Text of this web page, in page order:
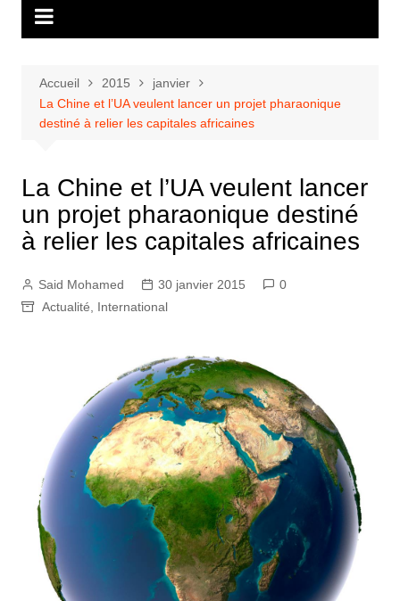
Accueil 2015
janvier
La Chine et l’UA veulent lancer un projet pharaonique
destiné à relier les capitales africaines
La Chine et l’UA veulent lancer
un projet pharaonique destiné
à relier les capitales africaines
Said Mohamed 30 janvier 2015
0
Actualité
International